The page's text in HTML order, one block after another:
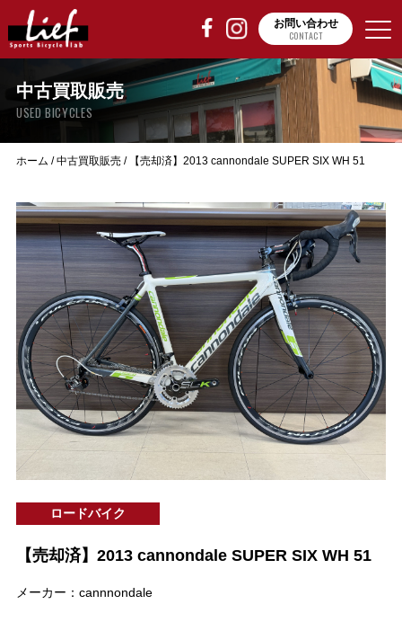
お問い合わせ
CONTACT
中古買取販売
USED BICYCLES
ホーム /中古買取販売/ 【売却済】2013 cannondale SUPER SIX WH 51
ロードバイク
【売却済】2013 cannondale SUPER SIX WH 51
メーカー：cannnondale